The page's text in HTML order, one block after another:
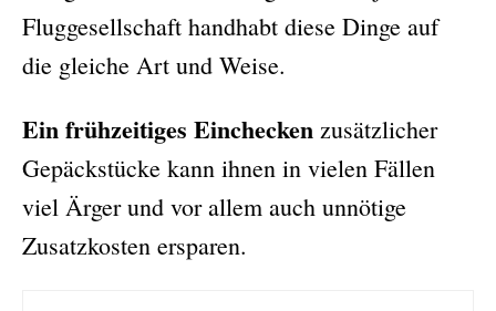
Fluggesellschaft handhabt diese Dinge auf
die gleiche Art und Weise.
Ein frühzeitiges Einchecken zusätzlicher
Gepäckstücke kann ihnen in vielen Fällen
viel Ärger und vor allem auch unnötige
Zusatzkosten ersparen.